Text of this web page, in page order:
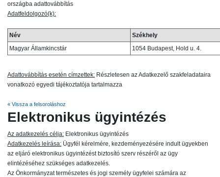
országba adattovábbítás
Adatfeldolgozó(k):
Név
Székhely
Magyar Államkincstár
1054 Budapest, Hold u. 4.
Adattovábbítás esetén címzettek: Részletesen az Adatkezelő szakfeladataira
vonatkozó egyedi tájékoztatója tartalmazza
« Vissza a felsoroláshoz
Elektronikus ügyintézés
Az adatkezelés célja: Elektronikus ügyintézés
Adatkezelés leírása: Ügyfél kérelmére, kezdeményezésére indult ügyekben
az eljáró elektronikus ügyintézést biztosító szerv részéről az ügy
elintézéséhez szükséges adatkezelés.
Az Önkormányzat természetes és jogi személy ügyfelei számára az